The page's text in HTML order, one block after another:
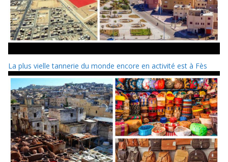
La plus vielle tannerie du monde encore en activité est à Fès